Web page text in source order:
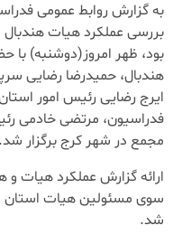
به گزارش روابط عمومی
بود، ظهر امروز(دوشنبه) با
هندبال، حمیدرضا رضایی
ایرج رضایی رئیس امور
فدراسیون، مرتضی خادمی
مجمع در شهر کرج برگزار شد.
ارائه گزارش عملکرد هیات
سوی مسئولین هیات استان
شد.